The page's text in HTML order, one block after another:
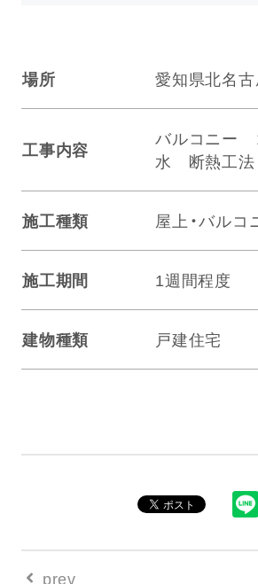
場所 愛知県北名
工事内容
バルコニー
水 断熱工法
施工種類 屋上・バルコ
施工期間 1週間程度
建物種類 戸建住宅
prev